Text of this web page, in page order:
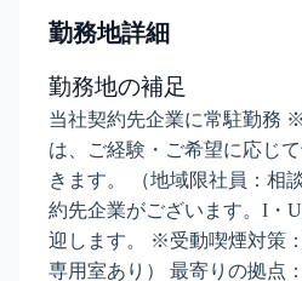
勤務地詳細
勤務地の補足
当社契約先企業に常駐勤務
は、ご経験・ご希望に応じ
きます。 （地域限社員：相
約先企業がございます。I・
迎します。 ※受動喫煙対策
専用室あり） 最寄りの拠点